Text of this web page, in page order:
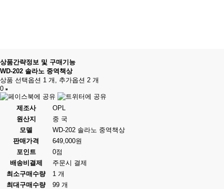
상품간략정보 및 구매기능
WD-202 솔라노 중역책상
상품 선택옵션 1 개, 추가옵션 2 개
0
제조사
OPL
원산지
중 국
모델
WD-202 솔라노 중역책상
판매가격
649,000원
포인트
0점
배송비결제
주문시 결제
최소구매수량
1 개
최대구매수량
99 개